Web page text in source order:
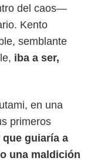
del caos—
Kento
semblante
iba a ser,
en una
primeros
que guiaría a
una maldición